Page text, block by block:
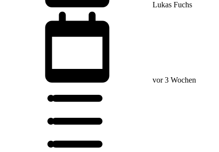
Lukas Fuchs
vor 3 Wochen